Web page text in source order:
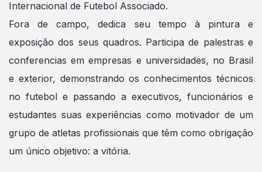
Internacional de Futebol Associado.
Fora de campo, dedica seu tempo à pintura e
exposição dos seus quadros. Participa de palestras e
conferencias em empresas e universidades, no Brasil
e exterior, demonstrando os conhecimentos técnicos
no futebol e passando a executivos, funcionários e
estudantes suas experiências como motivador de um
grupo de atletas profissionais que têm como obrigação
um único objetivo: a vitória.